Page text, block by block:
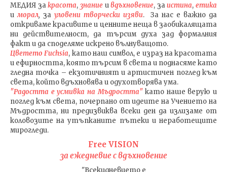
МЕДИЯ закрасота, знаниеивдъхновение, заистина, етика
иморал, за уловени творчески изяви. За нас е важно да
откриваме красивите и ценните неща в заобикалящата
ни действителност, да търсим духа зад формалния
факт и да споделяме искрено вълнуващото.
Цветето Fuchsia, като наш символ, е израз на красотата
и ефирността, която търсим в света и поднасяме като
гледна точка – екзотичният и артистичен поглед към
света, който вдъхновява и одухотворява ума.
"Радостта е усмивка на Мъдростта"като наше верую и
поглед към света, почерпано от идеите на Учението на
Мъдростта, ни предизвиква всеки ден да излизаме от
коловозите на утъпканите пътеки и неработещите
мирогледи.
Free VISION
за ежедневие с вдъхновение
"Всекидневието е